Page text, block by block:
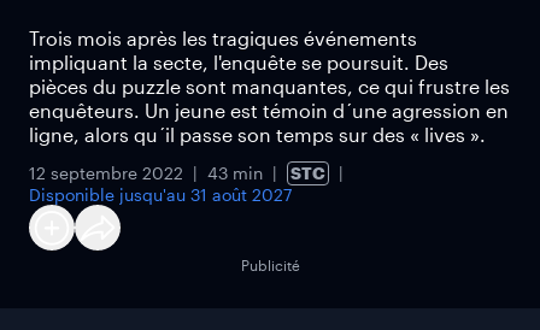
Trois mois après les tragiques événements
impliquant la secte, l'enquête se poursuit. Des
pièces du puzzle sont manquantes, ce qui frustre les
enquêteurs. Un jeune est témoin d´une agression en
ligne, alors qu´il passe son temps sur des « lives ».
12 septembre 2022 43 min
STC
Disponible jusqu'au 31 août 2027
Publicité